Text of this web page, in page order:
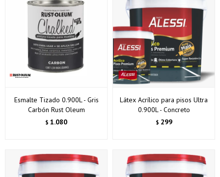
Esmalte Tizado 0.900L - Gris
Carbón Rust Oleum
$ 1.080
Látex Acrílico para pisos Ultra
0.900L - Concreto
$ 299